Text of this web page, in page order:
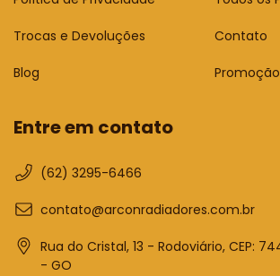
Trocas e Devoluções
Blog
Contato
Promoção
Entre em contato
(62) 3295-6466
contato@arconradiadores.com.br
Rua do Cristal, 13 - Rodoviário, CEP:
- GO